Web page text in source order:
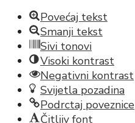
Povećaj tekst
Smanji tekst
Sivi tonovi
Visoki kontrast
Negativni kontrast
Svijetla pozadina
Podrctaj poveznice
Čitljiv font